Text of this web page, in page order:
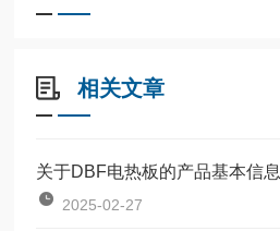
相关文章
关于DBF电热板的产品基本信息
2025-02-27